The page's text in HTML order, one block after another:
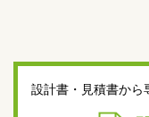
設計書・見積書から